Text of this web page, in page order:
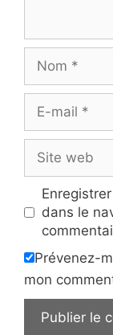
mail
web
dans le
Prévenez-
mon